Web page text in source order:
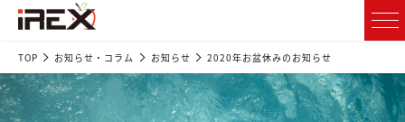
TOP お知らせ・コラム お知らせ 2020年お盆休みのお知らせ